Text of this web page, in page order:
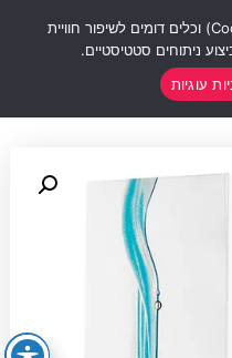
באתר נעשה שימוש בעוגיות (Cookies) וכלים דומים לשיפור חוויית
ניתוחים סטטיסטיים.
עוגיות